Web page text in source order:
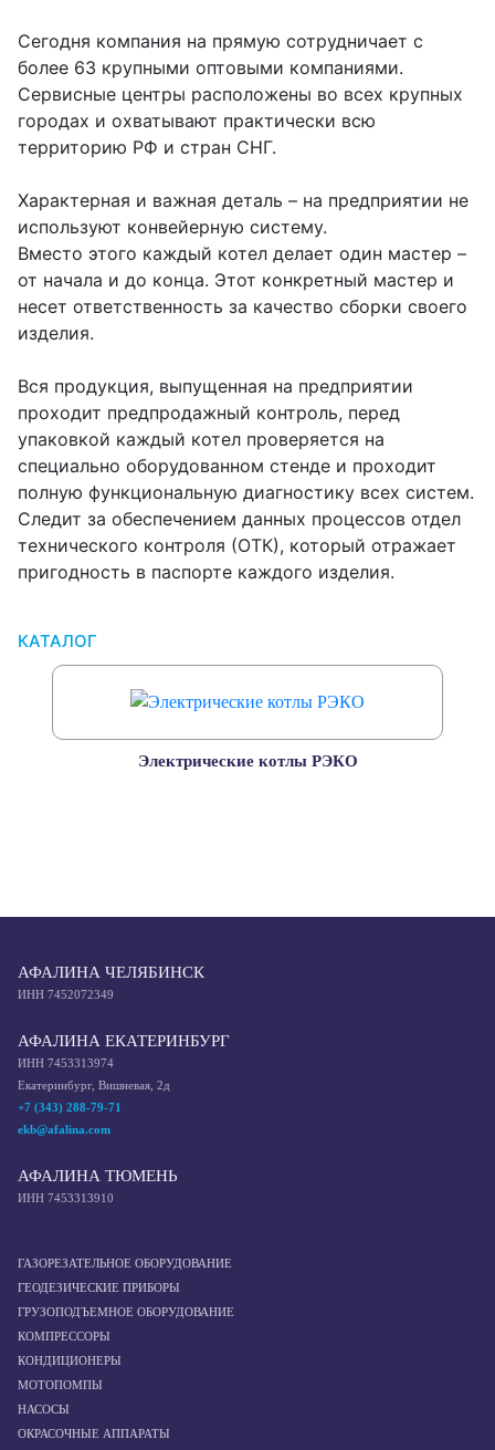
Сегодня компания на прямую сотрудничает с
более 63 крупными оптовыми компаниями.
Сервисные центры расположены во всех крупных
городах и охватывают практически всю
территорию РФ и стран СНГ.
Характерная и важная деталь – на предприятии не
используют конвейерную систему.
Вместо этого каждый котел делает один мастер –
от начала и до конца. Этот конкретный мастер и
несет ответственность за качество сборки своего
изделия.
Вся продукция, выпущенная на предприятии
проходит предпродажный контроль, перед
упаковкой каждый котел проверяется на
специально оборудованном стенде и проходит
полную функциональную диагностику всех систем.
Следит за обеспечением данных процессов отдел
технического контроля (ОТК), который отражает
пригодность в паспорте каждого изделия.
КАТАЛОГ
Электрические котлы РЭКО
АФАЛИНА ЧЕЛЯБИНСК
ИНН 7452072349
АФАЛИНА ЕКАТЕРИНБУРГ
ИНН 7453313974
Екатеринбург, Вишневая, 2д
+7 (343) 288-79-71
ekb@afalina.com
АФАЛИНА ТЮМЕНЬ
ИНН 7453313910
ГАЗОРЕЗАТЕЛЬНОЕ ОБОРУДОВАНИЕ
ГЕОДЕЗИЧЕСКИЕ ПРИБОРЫ
ГРУЗОПОДЪЕМНОЕ ОБОРУДОВАНИЕ
КОМПРЕССОРЫ
КОНДИЦИОНЕРЫ
МОТОПОМПЫ
НАСОСЫ
ОКРАСОЧНЫЕ АППАРАТЫ